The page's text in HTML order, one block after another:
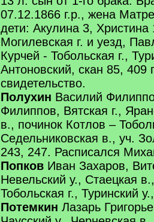
07.12.1866 г.р., жена
дети: Акулина 3, Христина
Могилевская г. и уезд,
Курчей - Тобольская г.,
Антоновский, скан 85, 409
свидетельство.
Полухин Василий
Филиппов, Вятская г.,
в., починок Котлов –
Седельниковская в., уч.
243, 247. Расписался
Попков Иван Захаров,
Невельский у., Стаецкая
Тобольская г., Туринский
Потемкин Лазарь